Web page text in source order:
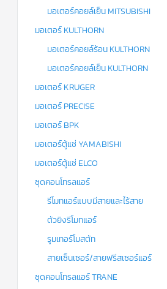
มอเตอร์คอยล์เย็น MITSUBISHI
มอเตอร์ KULTHORN
มอเตอร์คอยล์ร้อน KULTHORN
มอเตอร์คอยล์เย็น KULTHORN
มอเตอร์ KRUGER
มอเตอร์ PRECISE
มอเตอร์ BPK
มอเตอร์ตู้แช่ YAMABISHI
มอเตอร์ตู้แช่ ELCO
ชุดคอนโทรลแอร์
รีโมทแอร์แบบมีสายและไร้สาย
ตัวยิงรีโมทแอร์
รูมเทอร์โมสตัท
สายเซ็นเซอร์/สายฟรีสเซอร์แอร์
ชุดคอนโทรลแอร์ TRANE